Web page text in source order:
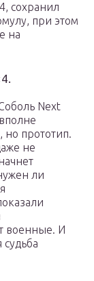
сохранил
при этом
на
Next
но прототип.
не
ли
военные. И